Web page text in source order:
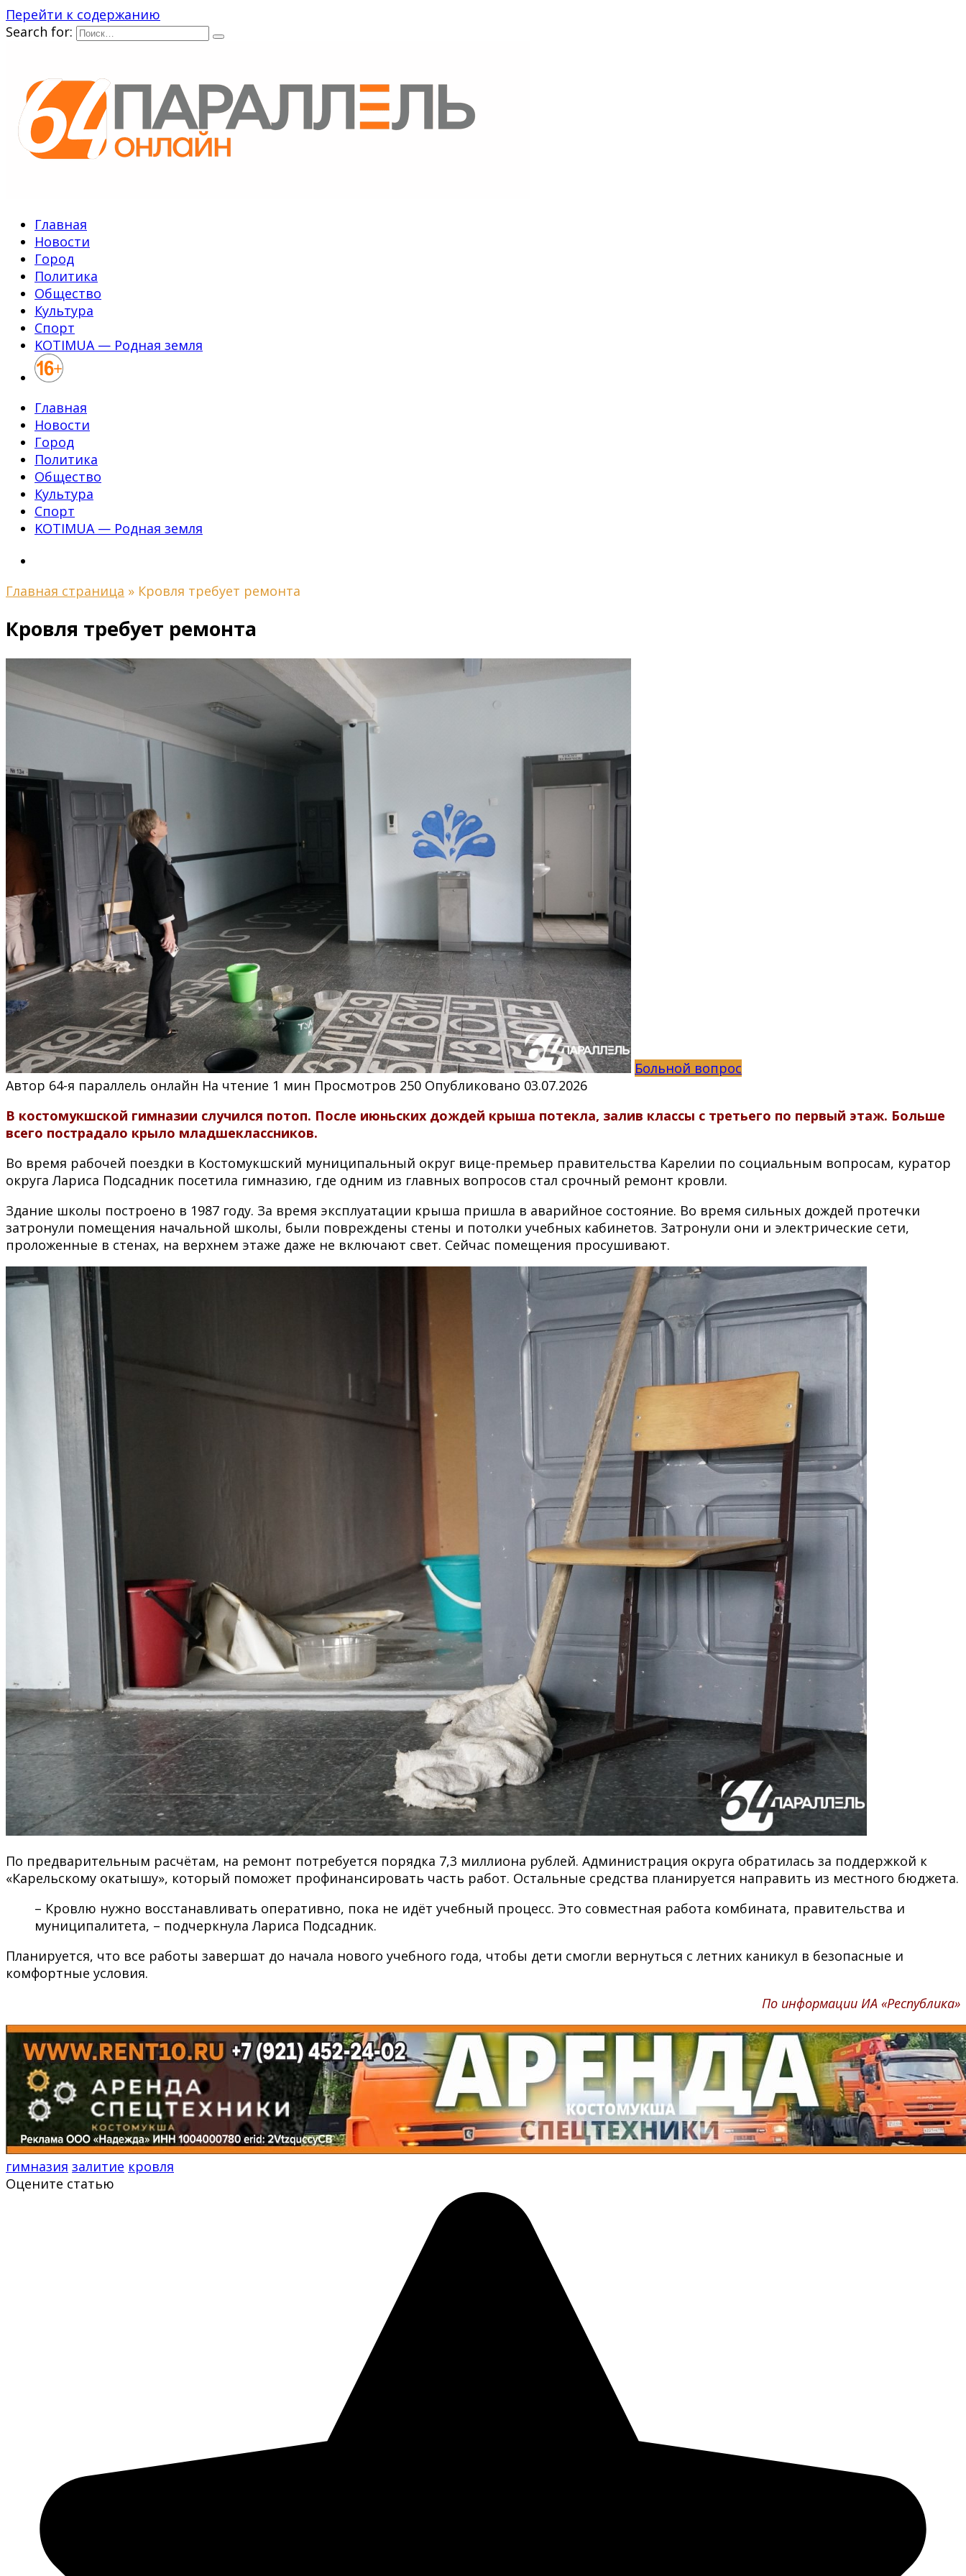
Перейти к содержанию
Search for:
Главная
Новости
Город
Политика
Общество
Культура
Спорт
KOTIMUA — Родная земля
Главная
Новости
Город
Политика
Общество
Культура
Спорт
KOTIMUA — Родная земля
Главная страница » Кровля требует ремонта
Кровля требует ремонта
Больной вопрос
Автор 64-я параллель онлайн На чтение 1 мин Просмотров 250 Опубликовано 03.07.2026
В костомукшской гимназии случился потоп. После июньских дождей крыша потекла, залив классы с третьего по первый этаж. Больше
всего пострадало крыло младшеклассников.
Во время рабочей поездки в Костомукшский муниципальный округ вице-премьер правительства Карелии по социальным вопросам, куратор
округа Лариса Подсадник посетила гимназию, где одним из главных вопросов стал срочный ремонт кровли.
Здание школы построено в 1987 году. За время эксплуатации крыша пришла в аварийное состояние. Во время сильных дождей протечки
затронули помещения начальной школы, были повреждены стены и потолки учебных кабинетов. Затронули они и электрические сети,
проложенные в стенах, на верхнем этаже даже не включают свет. Сейчас помещения просушивают.
По предварительным расчётам, на ремонт потребуется порядка 7,3 миллиона рублей. Администрация округа обратилась за поддержкой к
«Карельскому окатышу», который поможет профинансировать часть работ. Остальные средства планируется направить из местного бюджета.
– Кровлю нужно восстанавливать оперативно, пока не идёт учебный процесс. Это совместная работа комбината, правительства и
муниципалитета, – подчеркнула Лариса Подсадник.
Планируется, что все работы завершат до начала нового учебного года, чтобы дети смогли вернуться с летних каникул в безопасные и
комфортные условия.
По информации ИА «Республика»
гимназия залитие кровля
Оцените статью